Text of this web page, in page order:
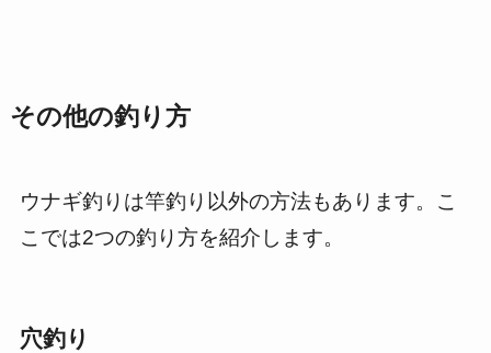
その他の釣り方
ウナギ釣りは竿釣り以外の方法もあります。こ
こでは2つの釣り方を紹介します。
穴釣り